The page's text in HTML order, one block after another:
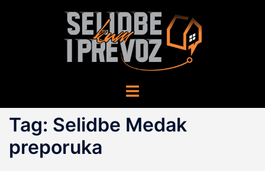
Toggle
Tag: Selidbe Medak
preporuka